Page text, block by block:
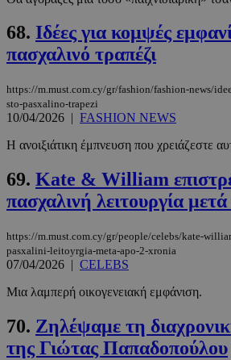
68. Ιδέες για κομψές
πασχαλινό τραπέζι
https://m.must.com.cy/gr/fashion/fashion-news/
sto-pasxalino-trapezi
10/04/2026 | FASHION NEWS
Η ανοιξιάτικη έμπνευση που χρειάζεστε
69. Kate & William
πασχαλινή λειτουργία
https://m.must.com.cy/gr/people/celebs/kate-
pasxalini-leitoyrgia-meta-apo-2-xronia
07/04/2026 | CELEBS
Μια λαμπερή οικογενειακή εμφάνιση.
70. Ζηλέψαμε τη
της Γιώτας Παπαδοπούλου